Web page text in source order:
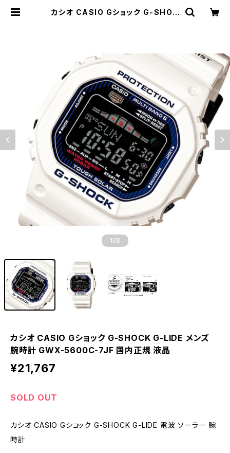
カシオ CASIO Gショック G-SHOC
1 /3
カシオ CASIO Gショック G-SHOCK G-LIDE メンズ
腕時計 GWX-5600C-7JF 国内正規 液晶
¥21,767
SOLD OUT
カシオ CASIO Gショック G-SHOCK G-LIDE 電波 ソーラー 腕
時計